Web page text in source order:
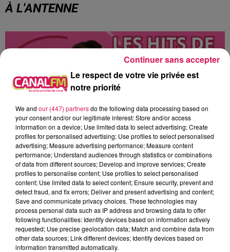
À L'ANTENNE
0h00 - 8h00
Les hits de Canal FM
6h35
6h35 6h32
6h32 6h29
6h29
Le respect de votre vie privée est
notre priorité
We and our (447) partnersdo the following data processing based on
your consent and/or our legitimate interest: Store and/or access
information on a device; Use limited data to select advertising; Create
profiles for personalised advertising; Use profiles to select personalised
advertising; Measure advertising performance; Measure content
performance; Understand audiences through statistics or combinations
of data from different sources; Develop and improve services; Create
profiles to personalise content; Use profiles to select personalised
content; Use limited data to select content; Ensure security, prevent and
detect fraud, and fix errors; Deliver and present advertising and content;
Save and communicate privacy choices. These technologies may
process personal data such as IP address and browsing data to offer
following functionalities: Identify devices based on information actively
requested; Use precise geolocation data; Match and combine data from
other data sources; Link different devices; Identify devices based on
information transmitted automatically.
Continuer sans accepter